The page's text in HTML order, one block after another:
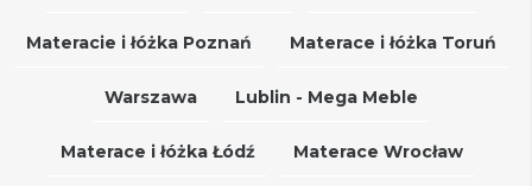
Materacie i łóżka Poznań Materace i łóżka Toruń
Warszawa Lublin - Mega Meble
Materace i łóżka Łódź Materace Wrocław